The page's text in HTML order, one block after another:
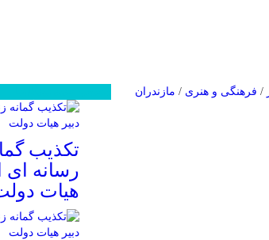
/ فرهنگی و هنری / مازندران
تکذیب
رسانه ای
هیات